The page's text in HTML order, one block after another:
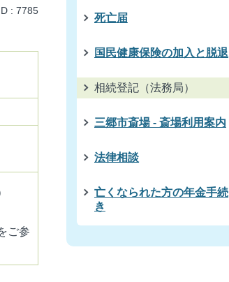
: 7785
ご参
死亡届
国民健康保険の加入と脱退
相続登記（法務局）
三郷市斎場 - 斎場利用案内
法律相談
亡くなられた方の年金手続
き